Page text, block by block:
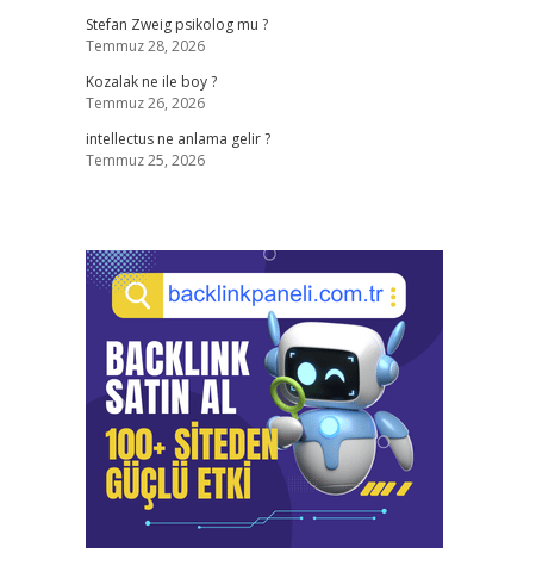
Stefan Zweig psikolog mu ?
Temmuz 28, 2026
Kozalak ne ile boy ?
Temmuz 26, 2026
intellectus ne anlama gelir ?
Temmuz 25, 2026